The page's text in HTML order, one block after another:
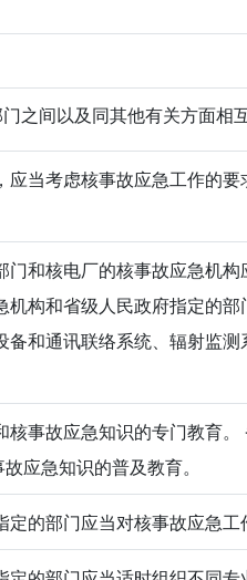
之间以及同其他有关方面相
当考虑核事故应急工作的
和核电厂的核事故应急机
构和省级人民政府指定的
和通讯联络系统、辐射监
事故应急知识的专门教育
应急知识的普及教育。
的部门应当对核事故应急工